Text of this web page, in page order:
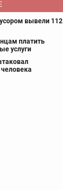
вывели 112
платить
услуги